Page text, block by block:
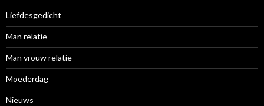
Liefdesgedicht
Man relatie
Man vrouw relatie
Moederdag
Nieuws